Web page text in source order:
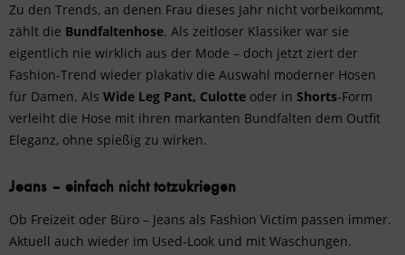
Zu den Trends, an denen Frau dieses Jahr nicht vorbeikommt,
zählt die Bundfaltenhose. Als zeitloser Klassiker war sie
eigentlich nie wirklich aus der Mode – doch jetzt ziert der
Fashion-Trend wieder plakativ die Auswahl moderner Hosen
für Damen. Als Wide Leg Pant, Culotte oder in Shorts-Form
verleiht die Hose mit ihren markanten Bundfalten dem Outfit
Eleganz, ohne spießig zu wirken.
Jeans – einfach nicht totzukriegen
Ob Freizeit oder Büro – Jeans als Fashion Victim passen immer.
Aktuell auch wieder im Used-Look und mit Waschungen.